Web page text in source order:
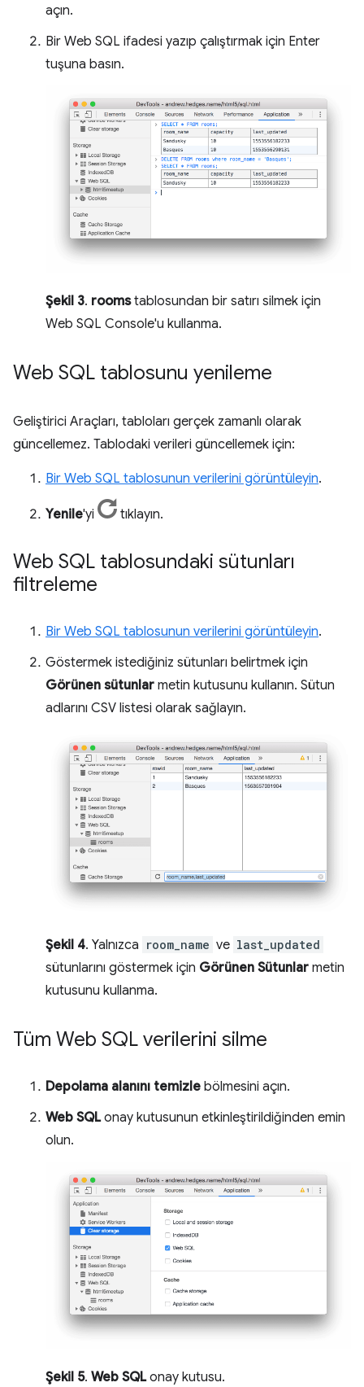
açın.
Bir Web SQL ifadesi yazıp çalıştırmak için Enter
tuşuna basın.
Şekil 3. roomstablosundan bir satırı silmek için
Web SQL Console'u kullanma.
Web SQL tablosunu yenileme
Geliştirici Araçları, tabloları gerçek zamanlı olarak
güncellemez. Tablodaki verileri güncellemek için:
Bir Web SQL tablosunun verilerini görüntüleyin.
Yenile'yi tıklayın.
Web SQL tablosundaki sütunları
filtreleme
Bir Web SQL tablosunun verilerini görüntüleyin.
Göstermek istediğiniz sütunları belirtmek için
Görünen sütunlar metin kutusunu kullanın. Sütun
adlarını CSV listesi olarak sağlayın.
Şekil 4. Yalnızca room_name ve last_updated
sütunlarını göstermek için Görünen Sütunlar metin
kutusunu kullanma.
Tüm Web SQL verilerini silme
Depolama alanını temizle bölmesini açın.
Web SQLonay kutusunun etkinleştirildiğinden emin
olun.
Şekil 5. Web SQLonay kutusu.